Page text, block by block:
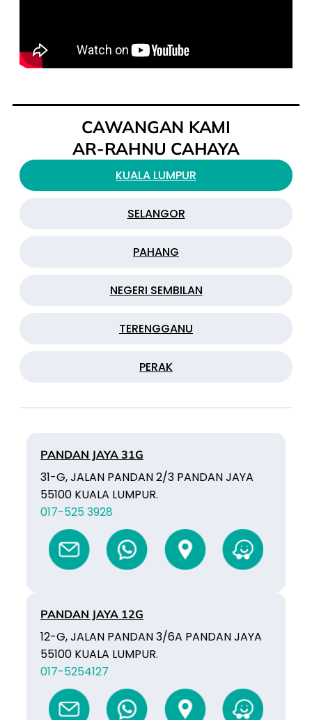
CAWANGAN KAMI
AR-RAHNU CAHAYA
KUALA LUMPUR
SELANGOR
PAHANG
NEGERI SEMBILAN
TERENGGANU
PERAK
PANDAN JAYA 31G
31-G, JALAN PANDAN 2/3 PANDAN JAYA
55100 KUALA LUMPUR.
017-525 3928
PANDAN JAYA 12G
12-G, JALAN PANDAN 3/6A PANDAN JAYA
55100 KUALA LUMPUR.
017-5254127